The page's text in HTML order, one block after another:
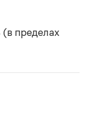
пределах